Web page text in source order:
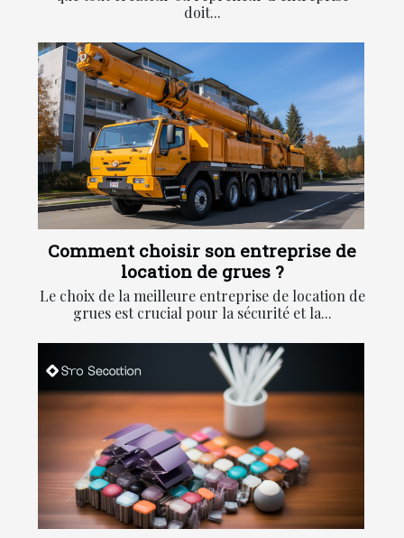
doit...
Comment choisir son entreprise de
location de grues ?
Le choix de la meilleure entreprise de location de
grues est crucial pour la sécurité et la...